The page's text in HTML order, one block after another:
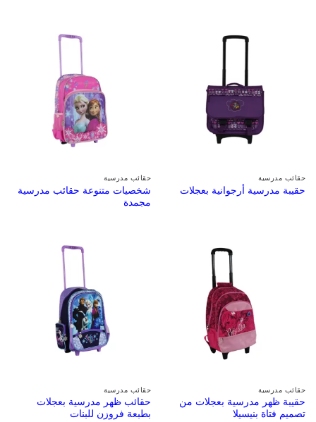
حقائب مدرسية
حقيبة مدرسية أرجوانية بعجلات
حقائب مدرسية
شخصيات متنوعة حقائب مدرسية
مجمدة
حقائب مدرسية
حقيبة ظهر مدرسية بعجلات من
تصميم فتاة بنيسيلا
حقائب مدرسية
حقائب ظهر مدرسية بعجلات
بطبعة فروزن للبنات